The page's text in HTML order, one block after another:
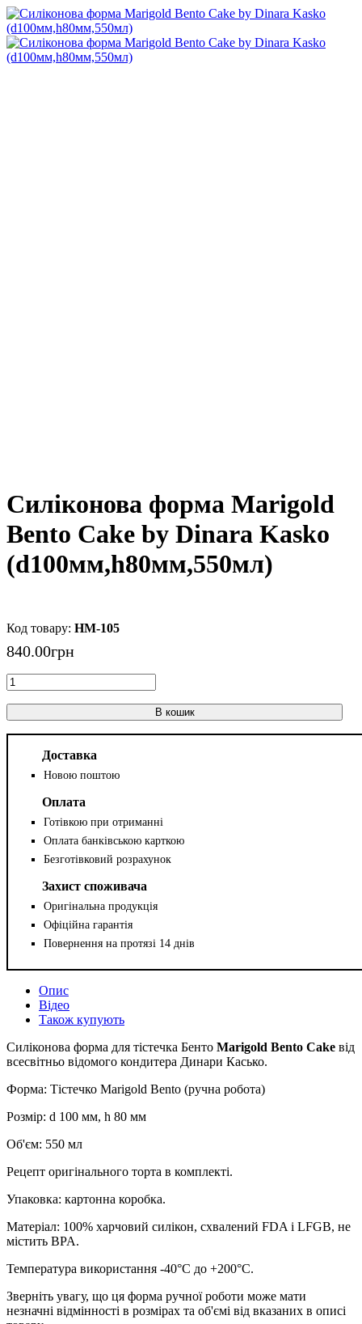
Силіконова форма Marigold
Bento Cake by Dinara Kasko
(d100мм,h80мм,550мл)
HM-105
840.00грн
В кошик
Доставка
Новою поштою
Оплата
Готівкою при отриманні
Оплата банківською карткою
Безготівковий розрахунок
Захист споживача
Оригінальна продукція
Офіційна гарантія
Повернення на протязі 14 днів
Опис
Відео
Також купують
Силіконова форма для тістечка Бенто Marigold Bento Cake від
всесвітньо відомого кондитера Динари Касько.
Форма: Тістечко Marigold Bento (ручна робота)
Розмір: d 100 мм, h 80 мм
Об'єм: 550 мл
Рецепт оригінального торта в комплекті.
Упаковка: картонна коробка.
Матеріал: 100% харчовий силікон, схвалений FDA і LFGB, не
містить BPA.
Температура використання -40°C до +200°C.
Зверніть увагу, що ця форма ручної роботи може мати
незначні відмінності в розмірах та об'ємі від вказаних в описі